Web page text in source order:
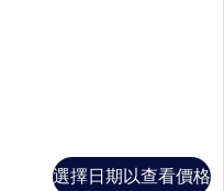
選擇日期以查看價格